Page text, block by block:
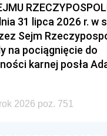
31 lipca 2026 r. w
Sejm
na pociągnięcie do
karnej posła
2026 poz. 751